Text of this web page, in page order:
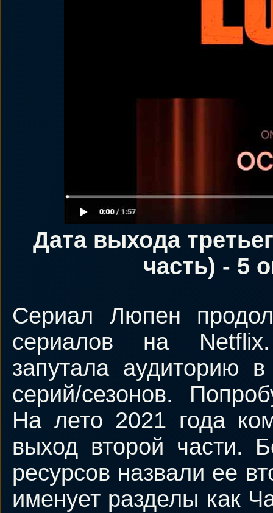
Дата выхода
часть) - 5
Сериал Люпен
сериалов на
запутала аудиторию
серий/сезонов.
На лето 2021 года
выход второй части.
ресурсов назвали ее
именует разделы как